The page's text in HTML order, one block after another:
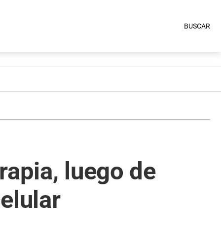
BUSCAR
luego de